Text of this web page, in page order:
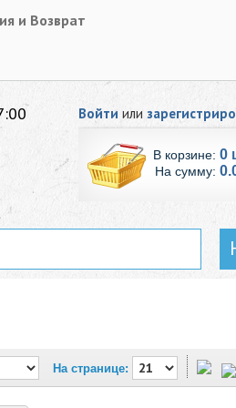
и Возврат
Войти или
В корзине: 0
На сумму:
На странице: